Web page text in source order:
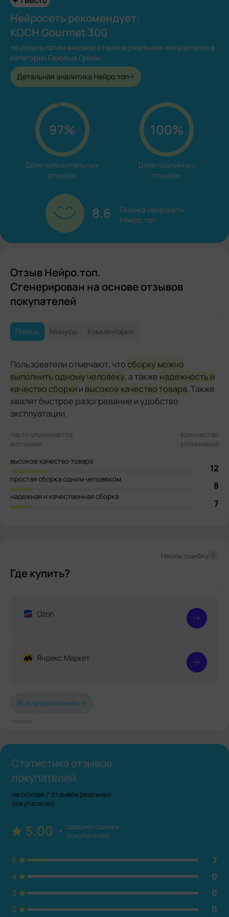
Нейросеть рекомендует:
KOCH Gourmet 300
по результатам анализа отзывов реальных покупателей в
категории Газовые Грили
Детальная аналитика Нейро.топ
97%
Доля положительных
отзывов
100%
Доля подлинных
отзывов
8.6
Оценка нейросети
Нейро.топ
Отзыв Нейро.топ.
Сгенерирован на основе отзывов
покупателей
Плюсы Минусы Комментарии
Пользователи отмечают, что сборку можно
выполнить одному человеку, а также надежность и
качество сборки и высокое качество товара. Также
хвалят быстрое разогревание и удобство
эксплуатации.
Часто упоминается
в отзывах
Количество
упоминаний
высокое качество товара
12
простая сборка одним человеком
8
надежная и качественная сборка
7
Где купить?
Нашли ошибку
Ozon
Яндекс.Маркет
Все предложения
Реклама⋮
Статистика отзывов
покупателей
на основе 7 отзывов реальных
покупателей
5.00
средняя оценка
покупателей
5
7
4
0
3
0
2
0